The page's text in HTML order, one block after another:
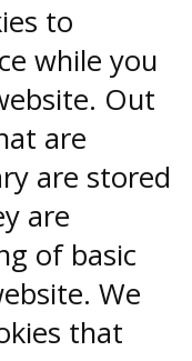
to
while you
Out
are
are stored
are
of basic
We
that